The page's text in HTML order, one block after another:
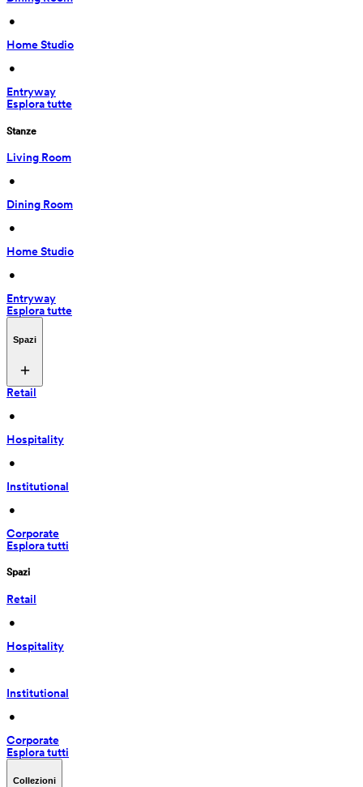
•
Home Studio
•
Entryway
Esplora tutte
Stanze
Living Room
•
Dining Room
•
Home Studio
•
Entryway
Esplora tutte
Spazi
Retail
•
Hospitality
•
Institutional
•
Corporate
Esplora tutti
Spazi
Retail
•
Hospitality
•
Institutional
•
Corporate
Esplora tutti
Collezioni